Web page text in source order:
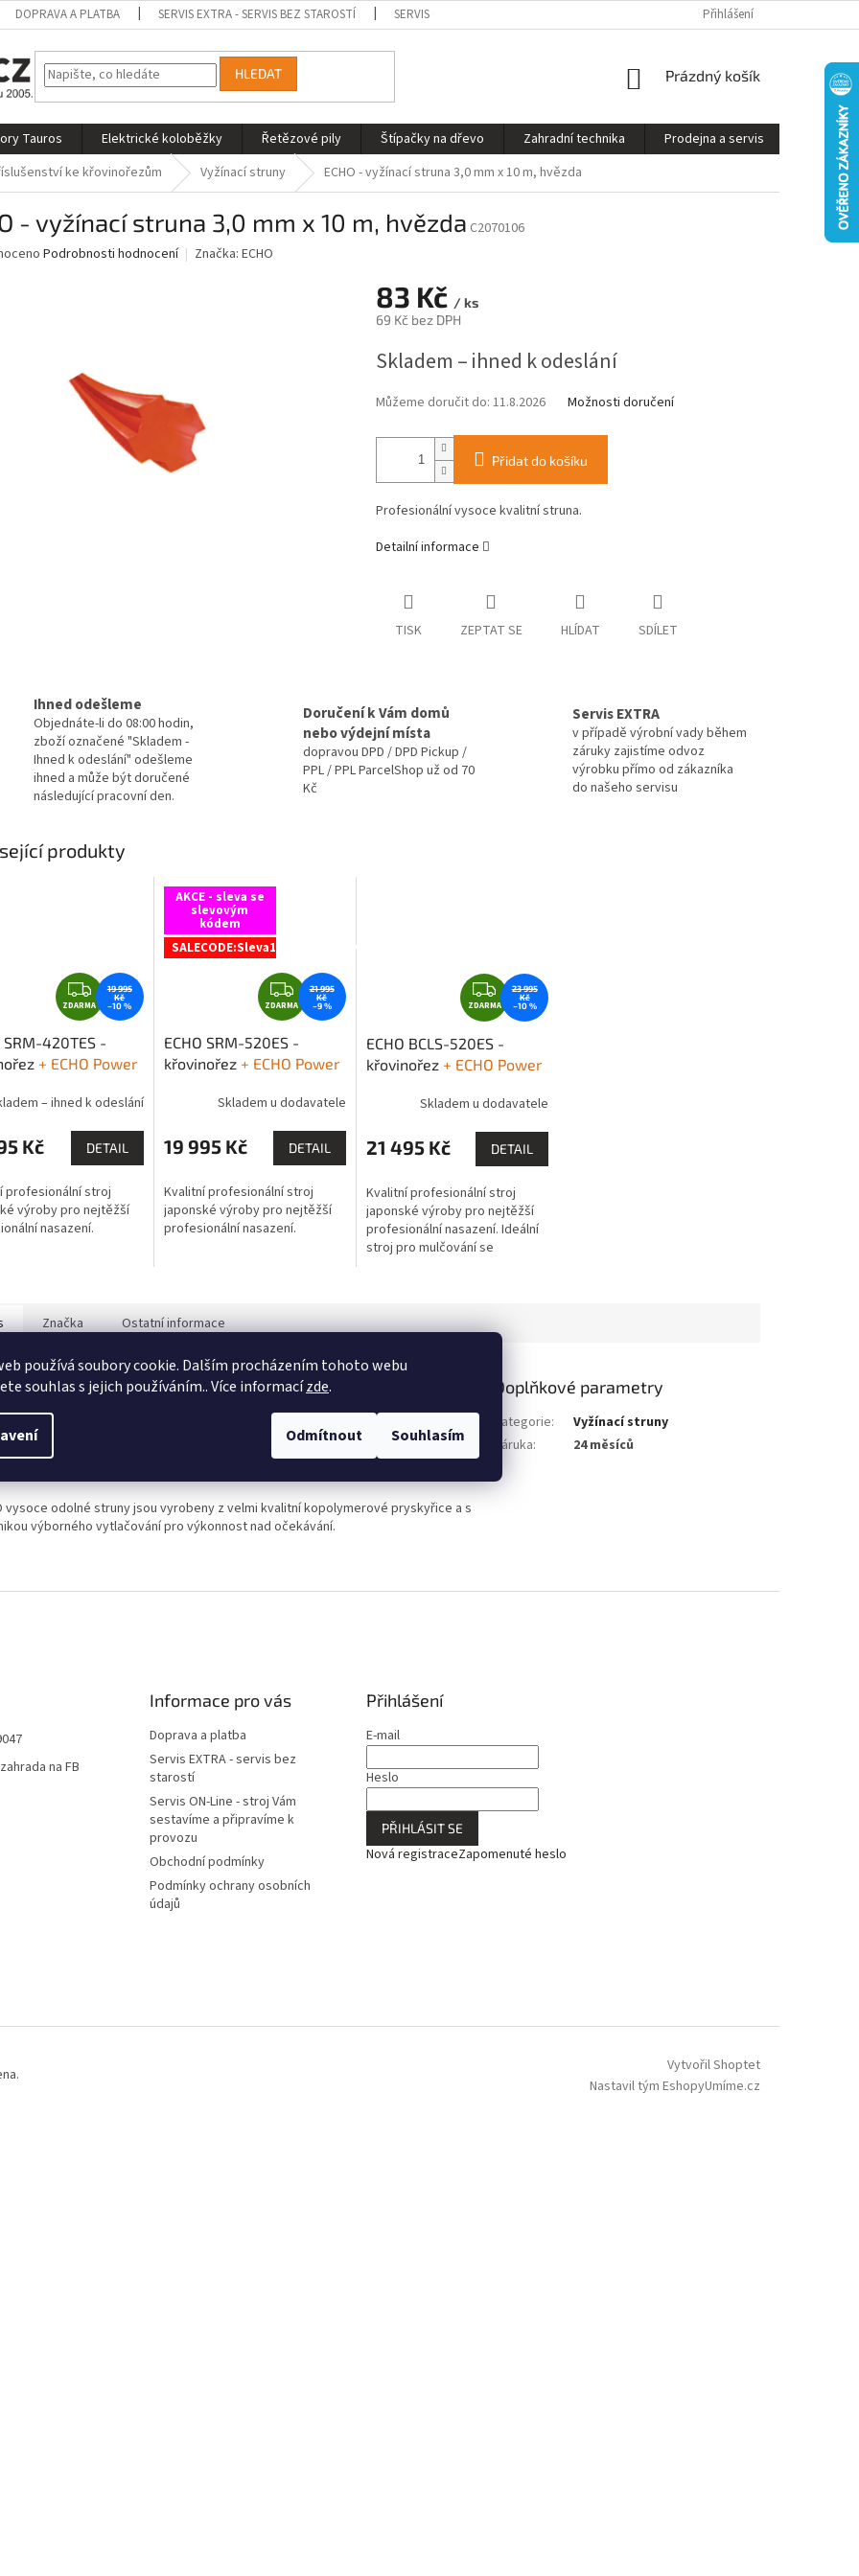
používá soubory cookie. Dalším procházením tohoto webu
souhlas s jejich používáním.. Více informacízde.
Odmítnout Souhlasím
DOPRAVA A PLATBA SERVIS EXTRA - SERVIS BEZ STAROSTÍ SERVIS ON-LINE - STROJ VÁM SESTAVÍME A PŘIPRAVÍME K PROVOZU
Přihlášení
HLEDAT
NÁKUPNÍ
Prázdný košík
Tauros Elektrické koloběžky Řetězové pily Štípačky na dřevo Zahradní technika Prodejna a servis
Kontakty
ke křovinořezům Vyžínací struny ECHO - vyžínací struna 3,0 mm x 10 m, hvězda
- vyžínací struna 3,0 mm x 10 m, hvězda C2070106
Podrobnosti hodnocení Značka: ECHO
83 Kč / ks
69 Kč bez DPH
cena:
Skladem – ihned k odeslání
Můžeme doručit do: 11.8.2026 Možnosti doručení
Přidat do košíku
Profesionální vysoce kvalitní struna.
Detailní informace
TISK ZEPTAT SE HLÍDAT SDÍLET
Ihned odešleme
Objednáte-li do 08:00 hodin,
zboží označené "Skladem -
Ihned k odeslání" odešleme
ihned a může být doručené
následující pracovní den.
Doručení k Vám domů
nebo výdejní místa
dopravou DPD / DPD Pickup /
PPL / PPL ParcelShop už od 70
Kč
Servis EXTRA
v případě výrobní vady během
záruky zajistíme odvoz
výrobku přímo od zákazníka
do našeho servisu
produkty
Z
D
A
R
A
ZDARMA
19 995
Kč
–10 %
SRM-420TES -
+ ECHO Power
– ihned k odeslání
Kč DETAIL
profesionální stroj
výroby pro nejtěžší
nasazení.
AKCE - sleva se
slevovým
kódem
SALECODE:Sleva15:1500:fix:CZK
Z
D
R
A
ZDARMA
21 995
Kč
–9 %
ECHO SRM-520ES -
křovinořez + ECHO Power
Skladem u dodavatele
19 995 Kč DETAIL
Kvalitní profesionální stroj
japonské výroby pro nejtěžší
profesionální nasazení.
Z
D
R
A
ZDARMA
23 995
Kč
–10 %
ECHO BCLS-520ES -
křovinořez + ECHO Power
Skladem u dodavatele
21 495 Kč DETAIL
Kvalitní profesionální stroj
japonské výroby pro nejtěžší
profesionální nasazení. Ideální
stroj pro mulčování se
Značka Ostatní informace
popis produktu
parametry:
Průměr: 3,0 mm
Délka: 15 m
vysoce odolné struny jsou vyrobeny z velmi kvalitní kopolymerové pryskyřice a s
výborného vytlačování pro výkonnost nad očekávání.
Doplňkové parametry
Kategorie:
Vyžínací struny
Záruka: 24 měsíců
na FB
Informace pro vás
Doprava a platba
Servis EXTRA - servis bez
starostí
Servis ON-Line - stroj Vám
sestavíme a připravíme k
provozu
Obchodní podmínky
Podmínky ochrany osobních
údajů
Přihlášení
E-mail
Heslo
PŘIHLÁSIT SE
Nová registraceZapomenuté heslo
Vytvořil Shoptet
Nastavil tým EshopyUmíme.cz